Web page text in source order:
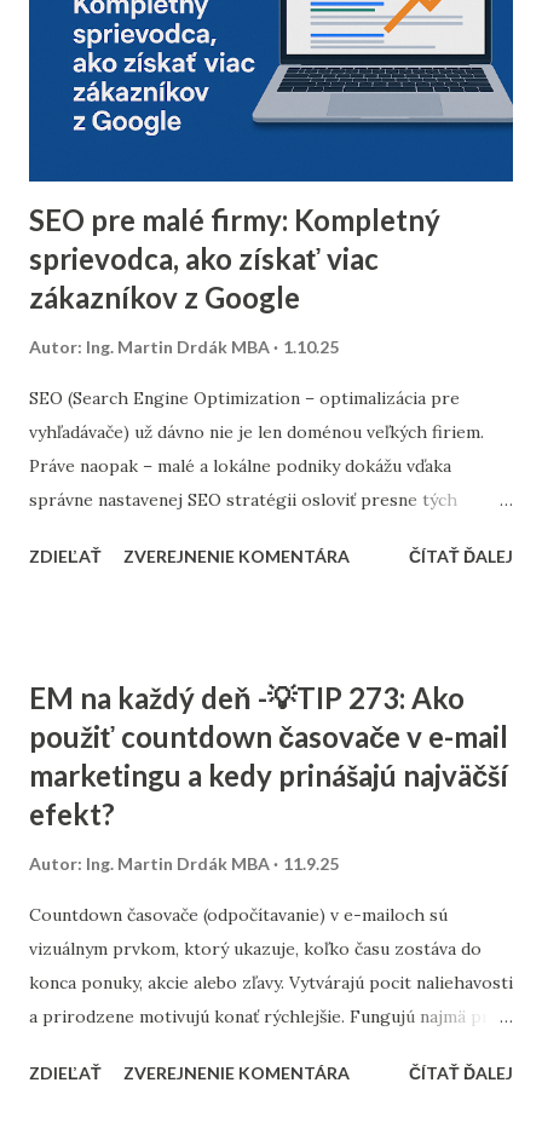
spam priečinku. Zamerajte sa najmä na tých príjemcov, ktorí
dlhodobo neotvárali e-maily – zvážte, či má zmysel ich
osloviť špeciálnou reaktivačnou kampaňou, alebo ich radšej
úplne odstrániť z databázy. 2. Segmentácia kontaktov podľa
minuloročnej v...
SEO pre malé firmy: Kompletný
sprievodca, ako získať viac
zákazníkov z Google
Autor: Ing. Martin Drdák MBA 1.10.25
SEO (Search Engine Optimization – optimalizácia pre
vyhľadávače) už dávno nie je len doménou veľkých firiem.
Práve naopak – malé a lokálne podniky dokážu vďaka
správne nastavenej SEO stratégii osloviť presne tých
ako nastaviť SEO tak, aby fungovalo aj pri menšom
osloviť zákazníkov z celého Slovenska alebo len z vášho
mesta? Výskum kľúčových slov – zistite, čo ľudia hľadajú.
Namiesto všeobecných výrazov typu „kaviareň“ skúste
„kaviareň Bratislava Staré Mesto“ alebo „zdravé obedy
firmy vo vašom segmente. ➡️ Viac sa tejto téme venujeme v
článku: „Ako nájsť správne kľúčové slová pre malé firmy“ 2.
On-page SEO (čo viete spraviť priamo na webe) Tu ide o
úpravu obsahu a technických prvko...
ZDIEĽAŤ ZVEREJNENIE KOMENTÁRA ČÍTAŤ ĎALEJ
EM na každý deň -💡TIP 273: Ako
použiť countdown časovače v e-mail
marketingu a kedy prinášajú najväčší
efekt?
Autor: Ing. Martin Drdák MBA 11.9.25
Countdown časovače (odpočítavanie) v e-mailoch sú
vizuálnym prvkom, ktorý ukazuje, koľko času zostáva do
konca ponuky, akcie alebo zľavy. Vytvárajú pocit naliehavosti
a prirodzene motivujú konať rýchlejšie. Fungujú najmä pri
doručení do Vianoc alebo posledných hodinách platnosti
ZDIEĽAŤ ZVEREJNENIE KOMENTÁRA ČÍTAŤ ĎALEJ